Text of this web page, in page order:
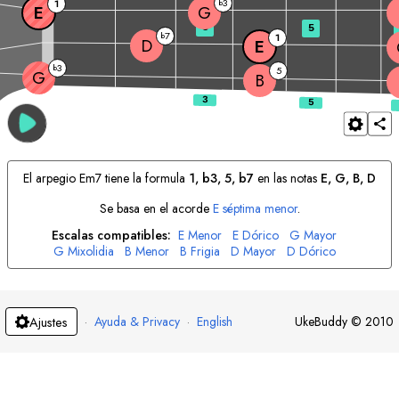
G b3
B 5
D b7 E 1
E 1 G
3 5
El arpegio Em7 tiene la formula 1, b3, 5, b7 en las notas E, G, B, D
Se basa en el acorde Eséptima menor.
Escalas compatibles: E Menor E Dórico G Mayor
G Mixolidia B Menor B Frigia D Mayor D Dórico
Ajustes · Ayuda & Privacy · English UkeBuddy © 2010